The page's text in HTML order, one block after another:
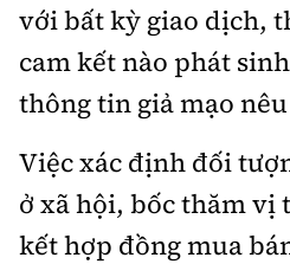
với bất kỳ giao dịch,
cam kết nào phát
thông tin giả mạo
Việc xác định đối
ở xã hội, bốc thăm vị
kết hợp đồng mua